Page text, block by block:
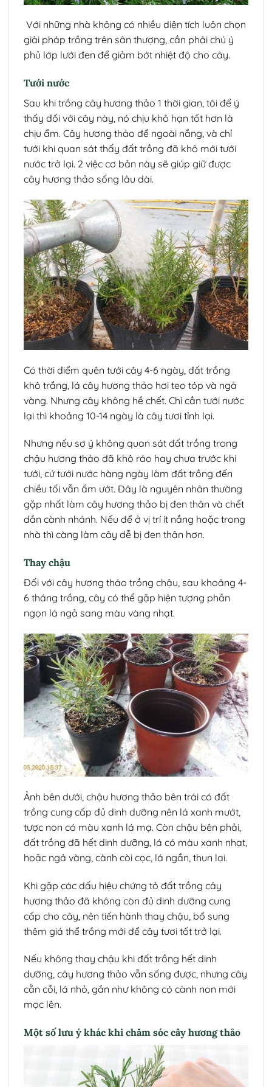
Với những nhà không có nhiều diện tích luôn chọn
giải pháp trồng trên sân thượng, cần phải chú ý
phủ lớp lưới đen để giảm bớt nhiệt độ cho cây.
Tưới nước
Sau khi trồng cây hương thảo 1 thời gian, tôi để ý
thấy đối với cây này, nó chịu khô hạn tốt hơn là
chịu ẩm. Cây hương thảo để ngoài nắng, và chỉ
tưới khi quan sát thấy đất trồng đã khô mới tưới
nước trở lại. 2 việc cơ bản này sẽ giúp giữ được
cây hương thảo sống lâu dài.
Có thời điểm quên tưới cây 4-6 ngày, đất trồng
khô trắng, lá cây hương thảo hơi teo tóp và ngả
vàng. Nhưng cây không hề chết. Chỉ cần tưới nước
lại thì khoảng 10-14 ngày là cây tươi tỉnh lại.
Nhưng nếu sơ ý không quan sát đất trồng trong
chậu hương thảo đã khô ráo hay chưa trước khi
tưới, cứ tưới nước hàng ngày làm đất trồng đến
chiều tối vẫn ẩm ướt. Đây là nguyên nhân thường
gặp nhất làm cây hương thảo bị đen thân và chết
dần cành nhánh. Nếu để ở vị trí ít nắng hoặc trong
nhà thì càng làm cây dễ bị đen thân hơn.
Thay chậu
Đối với cây hương thảo trồng chậu, sau khoảng 4-
6 tháng trồng, cây có thể gặp hiện tượng phần
ngọn lá ngả sang màu vàng nhạt.
Ảnh bên dưới, chậu hương thảo bên trái có đất
trồng cung cấp đủ dinh dưỡng nên lá xanh mướt,
tược non có màu xanh lá mạ. Còn chậu bên phải,
đất trồng đã hết dinh dưỡng, lá có màu xanh nhạt,
hoặc ngả vàng, cành còi cọc, lá ngắn, thun lại.
Khi gặp các dấu hiệu chứng tỏ đất trồng cây
hương thảo đã không còn đủ dinh dưỡng cung
cấp cho cây, nên tiến hành thay chậu, bổ sung
thêm giá thể trồng mới để cây tươi tốt trở lại.
Nếu không thay chậu khi đất trồng hết dinh
dưỡng, cây hương thảo vẫn sống được, nhưng cây
cằn cỗi, lá nhỏ, gần như không có cành non mới
mọc lên.
Một số lưu ý khác khi chăm sóc cây hương thảo